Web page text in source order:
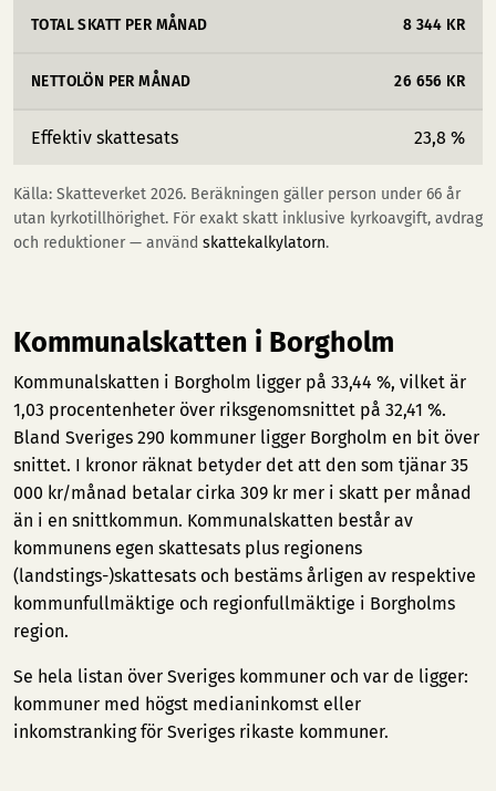
TOTAL SKATT PER MÅNAD 8 344 KR
NETTOLÖN PER MÅNAD 26 656 KR
Effektiv skattesats 23,8 %
Källa: Skatteverket 2026. Beräkningen gäller person under 66 år
utan kyrkotillhörighet. För exakt skatt inklusive kyrkoavgift, avdrag
och reduktioner — använd skattekalkylatorn.
Kommunalskatten i Borgholm
Kommunalskatten i Borgholm ligger på 33,44 %, vilket är
1,03 procentenheter över riksgenomsnittet på 32,41 %.
Bland Sveriges 290 kommuner ligger Borgholm en bit över
snittet. I kronor räknat betyder det att den som tjänar 35
000 kr/månad betalar cirka 309 kr mer i skatt per månad
än i en snittkommun. Kommunalskatten består av
kommunens egen skattesats plus regionens
(landstings-)skattesats och bestäms årligen av respektive
kommunfullmäktige och regionfullmäktige i Borgholms
region.
Se hela listan över Sveriges kommuner och var de ligger:
kommuner med högst medianinkomst eller
inkomstranking för Sveriges rikaste kommuner.